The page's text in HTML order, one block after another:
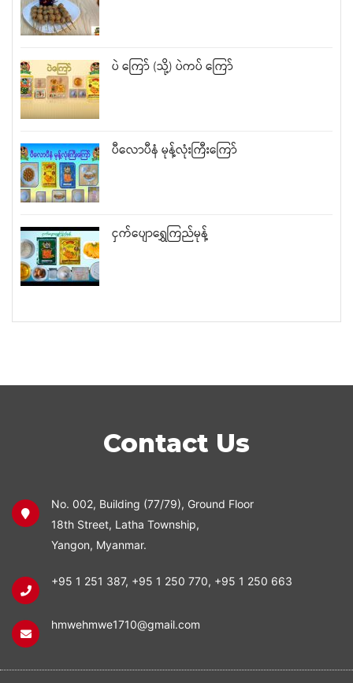
ပဲ ကြော် (သို့) ပဲကပ် ကြော်
ပီလောပီနံ မုန့်လုံးကြီးကြော်
ငှက်ပျောရွှေကြည်မုန့်
Contact Us
No. 002, Building (77/79), Ground Floor
18th Street, Latha Township,
Yangon, Myanmar.
+95 1 251 387, +95 1 250 770, +95 1 250 663
hmwehmwe1710@gmail.com